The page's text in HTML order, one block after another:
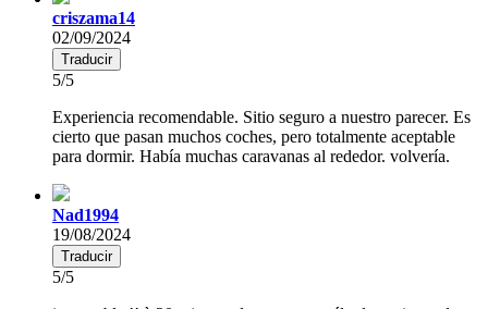
criszama14
02/09/2024
Traducir
5/5
Experiencia recomendable. Sitio seguro a nuestro parecer. Es
cierto que pasan muchos coches, pero totalmente aceptable
para dormir. Había muchas caravanas al rededor. volvería.
Nad1994
19/08/2024
Traducir
5/5